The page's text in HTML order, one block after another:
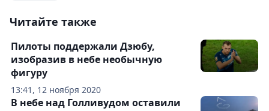
Читайте также
13:41, 12 ноября 2020
Пилоты поддержали Дзюбу,
изобразив в небе необычную
фигуру
В небе над Голливудом оставили